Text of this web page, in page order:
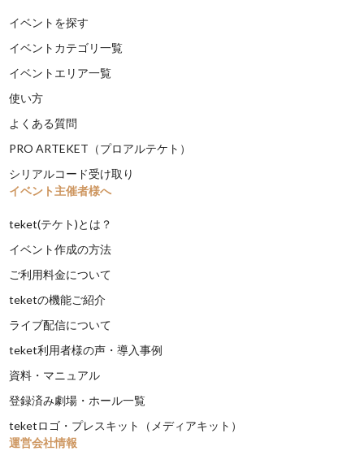
イベントを探す
イベントカテゴリ一覧
イベントエリア一覧
使い方
よくある質問
PRO ARTEKET（プロアルテケト）
シリアルコード受け取り
イベント主催者様へ
teket(テケト)とは？
イベント作成の方法
ご利用料金について
teketの機能ご紹介
ライブ配信について
teket利用者様の声・導入事例
資料・マニュアル
登録済み劇場・ホール一覧
teketロゴ・プレスキット（メディアキット）
運営会社情報